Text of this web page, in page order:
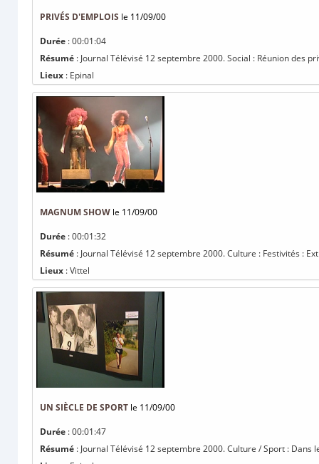
PRIVÉS D'EMPLOIS le 11/09/00
Durée : 00:01:04
Résumé : Journal Télévisé 12 septembre 2000. Social : Réunion des
Lieux : Epinal
MAGNUM SHOW le 11/09/00
Durée : 00:01:32
Résumé : Journal Télévisé 12 septembre 2000. Culture : Festivités :
Lieux : Vittel
UN SIÈCLE DE SPORT le 11/09/00
Durée : 00:01:47
Résumé : Journal Télévisé 12 septembre 2000. Culture / Sport : Dans